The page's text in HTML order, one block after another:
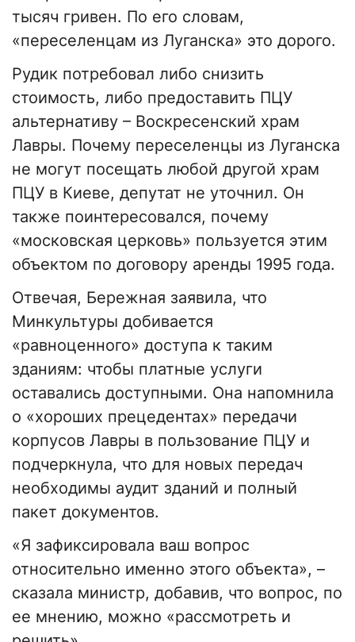
тысяч гривен. По его словам,
«переселенцам из Луганска» это дорого.
Рудик потребовал либо снизить
стоимость, либо предоставить ПЦУ
альтернативу – Воскресенский храм
Лавры. Почему переселенцы из Луганска
не могут посещать любой другой храм
ПЦУ в Киеве, депутат не уточнил. Он
также поинтересовался, почему
«московская церковь» пользуется этим
объектом по договору аренды 1995 года.
Отвечая, Бережная заявила, что
Минкультуры добивается
«равноценного» доступа к таким
зданиям: чтобы платные услуги
оставались доступными. Она напомнила
о «хороших прецедентах» передачи
корпусов Лавры в пользование ПЦУ и
подчеркнула, что для новых передач
необходимы аудит зданий и полный
пакет документов.
«Я зафиксировала ваш вопрос
относительно именно этого объекта», –
сказала министр, добавив, что вопрос, по
ее мнению, можно «рассмотреть и